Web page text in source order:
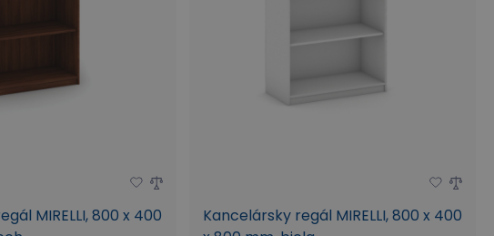
MIRELLI, 800 x 400
Kancelársky regál MIRELLI, 800 x 400